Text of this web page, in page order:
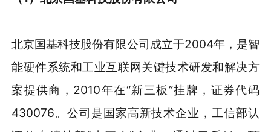
北京国基科技股份有限公司成立于2004年，是智
能硬件系统和工业互联网关键技术研发和解决方
案提供商，2010年在“新三板”挂牌，证券代码
430076。公司是国家高新技术企业，工信部认